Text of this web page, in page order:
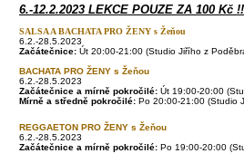
6.-12.2.2023 LEKCE POUZE ZA 100 Kč !!
SALSA A BACHATA PRO ŽENY s Žeňou
6.2.-28.5.2023
Začátečnice: Út 20:00-21:00 (Studio Jiřího z
BACHATA PRO ŽENY s Žeňou
6.2.-28.5.2023
Začátečnice a mírně pokročilé: Út 19:00-20:00
Mírně a středně pokročilé: Po 20:00-21:00 (Studio
REGGAETON PRO ŽENY s Žeňou
6.2.-28.5.2023
Začátečnice a mírně pokročilé: Po 19:00-20:00